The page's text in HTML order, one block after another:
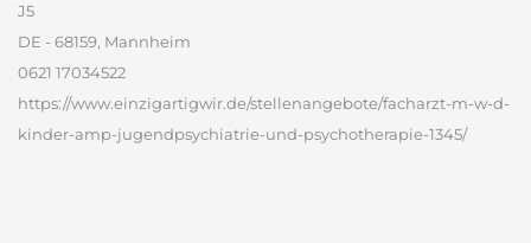
J5
DE - 68159, Mannheim
0621 17034522
https://www.einzigartigwir.de/stellenangebote/facharzt-m-w-d-
kinder-amp-jugendpsychiatrie-und-psychotherapie-1345/